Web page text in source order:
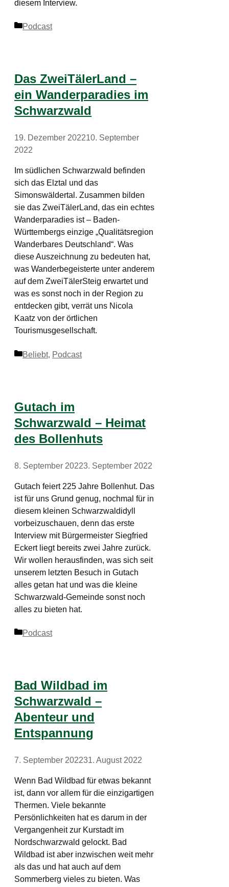
diesem Interview.
Kategorien
Podcast
Das ZweiTälerLand –
ein Wanderparadies im
Schwarzwald
19. Dezember 202210. September
2022
Im südlichen Schwarzwald befinden
sich das Elztal und das
Simonswäldertal. Zusammen bilden
sie das ZweiTälerLand, das ein echtes
Wanderparadies ist – Baden-
Württembergs einzige „Qualitätsregion
Wanderbares Deutschland“. Was
diese Auszeichnung zu bedeuten hat,
was Wanderbegeisterte unter anderem
auf dem ZweiTälerSteig erwartet und
was es sonst noch in der Region zu
entdecken gibt, verrät uns Nicola
Kaatz von der örtlichen
Tourismusgesellschaft.
Kategorien
Beliebt, Podcast
Gutach im
Schwarzwald – Heimat
des Bollenhuts
8. September 20223. September 2022
Gutach feiert 225 Jahre Bollenhut. Das
ist für uns Grund genug, nochmal für in
diesem kleinen Schwarzwaldidyll
vorbeizuschauen, denn das erste
Interview mit Bürgermeister Siegfried
Eckert liegt bereits zwei Jahre zurück.
Wir wollen herausfinden, was sich seit
unserem letzten Besuch in Gutach
alles getan hat und was die kleine
Schwarzwald-Gemeinde sonst noch
alles zu bieten hat.
Kategorien
Podcast
Bad Wildbad im
Schwarzwald –
Abenteur und
Entspannung
7. September 202231. August 2022
Wenn Bad Wildbad für etwas bekannt
ist, dann vor allem für die einzigartigen
Thermen. Viele bekannte
Persönlichkeiten hat es darum in der
Vergangenheit zur Kurstadt im
Nordschwarzwald gelockt. Bad
Wildbad ist aber inzwischen weit mehr
als das und hat auch auf dem
Sommerberg vieles zu bieten. Was